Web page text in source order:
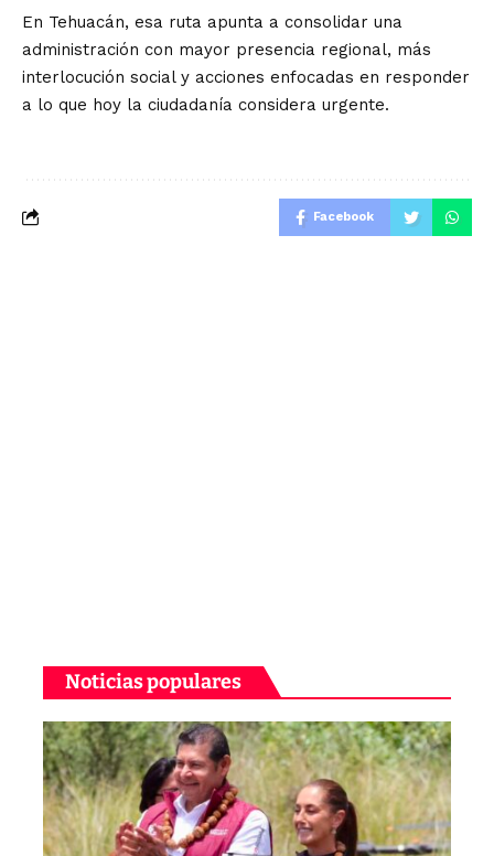
En Tehuacán, esa ruta apunta a consolidar una
administración con mayor presencia regional, más
interlocución social y acciones enfocadas en responder
a lo que hoy la ciudadanía considera urgente.
Facebook
Noticias populares